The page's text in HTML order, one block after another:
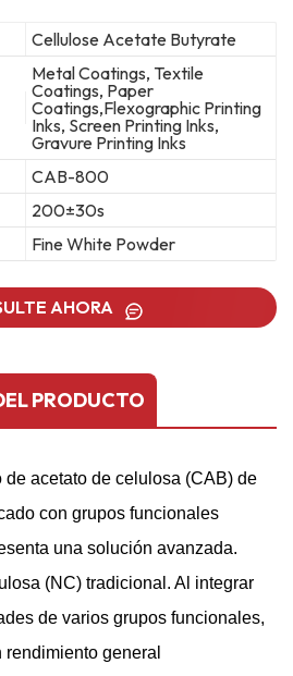
Cellulose Acetate Butyrate
Metal Coatings, Textile
Coatings, Paper
Coatings,Flexographic Printing
Inks, Screen Printing Inks,
Gravure Printing Inks
CAB-800
200±30s
Fine White Powder
AHORA
PRODUCTO
acetato de celulosa (CAB) de
con grupos funcionales
una solución avanzada.
(NC) tradicional. Al integrar
de varios grupos funcionales,
general